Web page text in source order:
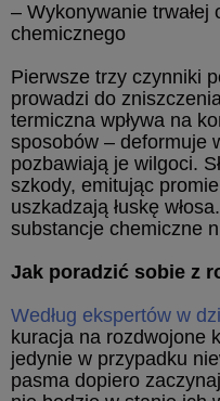
– Wykonywanie
chemicznego
Pierwsze trzy czynniki
prowadzi do
termiczna wpływa na
sposobów – deformuje
pozbawiają je wilgoci.
szkody, emitując
uszkadzają łuskę
substancje chemiczne
Jak poradzić sobie z
Według ekspertów w
kuracja na rozdwojone
jedynie w przypadku
pasma dopiero